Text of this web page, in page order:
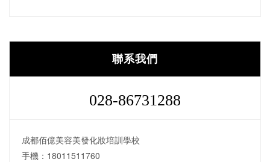
聯系我們
028-86731288
成都佰億美容美發化妝培訓學校
手機：18011511760